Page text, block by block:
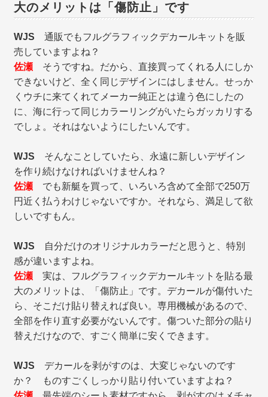
大のメリットは「傷防止」です
WJS 通販でもフルグラフィックデカールキットを販
売していますよね？
佐瀬 そうですね。だから、直接買ってくれる人にしか
できないけど、全く同じデザインにはしません。せっか
くウチに来てくれてメーカー純正とは違う色にしたの
に、海に行って同じカラーリングがいたらガッカリする
でしょ。それはないようにしたいんです。
WJS そんなことしていたら、永遠に新しいデザイン
を作り続けなければいけませんね？
佐瀬 でも新艇を買って、いろいろ含めて全部で250万
円近く払うわけじゃないですか。それなら、満足して欲
しいですもん。
WJS 自分だけのオリジナルカラーだと思うと、特別
感が違いますよね。
佐瀬 実は、フルグラフィックデカールキットを貼る最
大のメリットは、「傷防止」です。デカールが傷付いた
ら、そこだけ貼り替えれば良い。専用機械があるので、
全部を作り直す必要がないんです。傷ついた部分の貼り
替えだけなので、すごく簡単に安くできます。
WJS デカールを剥がすのは、大変じゃないのです
か？ ものすごくしっかり貼り付いていますよね？